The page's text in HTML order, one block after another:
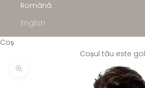
Română
English
Coș
Coșul tău este gol
Mărește